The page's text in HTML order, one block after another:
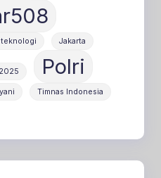
Jakarta
Polri
Timnas Indonesia